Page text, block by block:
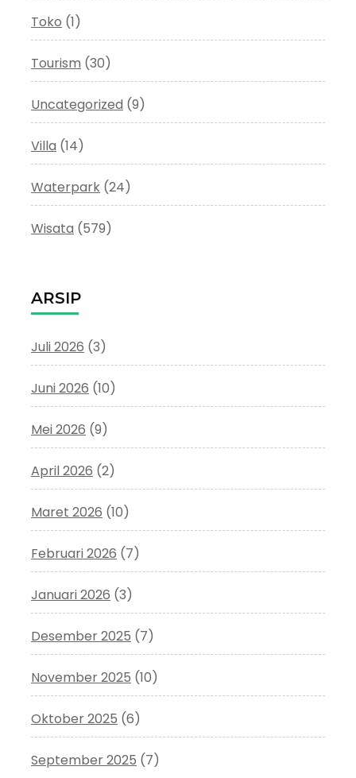
Toko (1)
Tourism (30)
Uncategorized (9)
Villa (14)
Waterpark (24)
Wisata (579)
ARSIP
Juli 2026 (3)
Juni 2026 (10)
Mei 2026 (9)
April 2026 (2)
Maret 2026 (10)
Februari 2026 (7)
Januari 2026 (3)
Desember 2025 (7)
November 2025 (10)
Oktober 2025 (6)
September 2025 (7)